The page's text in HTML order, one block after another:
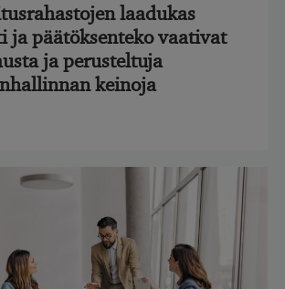
laadukas
ja päätöksenteko vaativat
ja perusteltuja
keinoja